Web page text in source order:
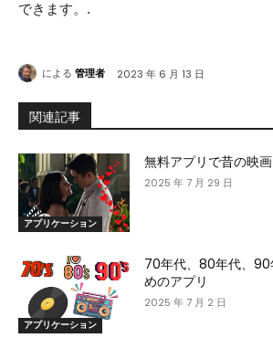
できます。.
による 管理者 2023 年 6 月 13 日
関連記事
アプリケーション
無料アプリで昔の映
2025 年 7 月 29 日
アプリケーション
70年代、80年代、90
めのアプリ
2025 年 7 月 2 日